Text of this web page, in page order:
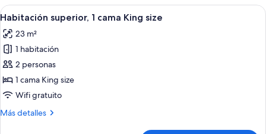
cama
Ver
todas
las
fotos
de
Habitación
superior,
cama
Habitación de hotel con cama, un
8
Habitación superior, 1 cama King size
23 m²
1 habitación
2 personas
1 cama King size
Wifi gratuito
Más detalles
Más